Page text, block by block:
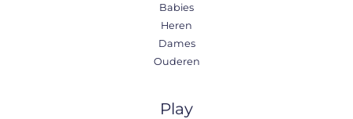
Babies
Heren
Dames
Ouderen
Play